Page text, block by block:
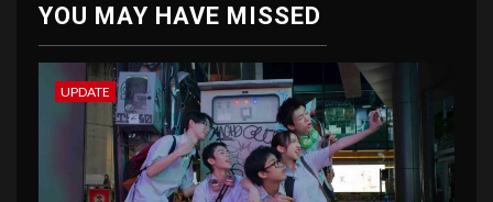
YOU MAY HAVE MISSED
UPDATE